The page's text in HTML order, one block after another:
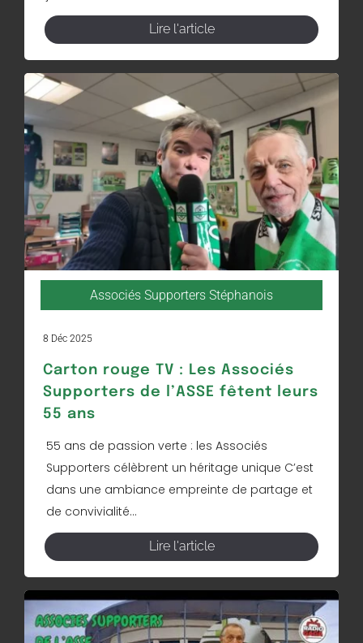
Lire l'article
Associés Supporters Stéphanois
8 Déc 2025
Carton rouge TV : Les Associés
Supporters de l’ASSE fêtent leurs
55 ans
55 ans de passion verte : les Associés
Supporters célèbrent un héritage unique C’est
dans une ambiance empreinte de partage et
de convivialité...
Lire l'article